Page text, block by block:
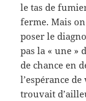
le tas de
ferme. Mais
poser le
pas la « une »
de chance en
l’espérance
trouvait